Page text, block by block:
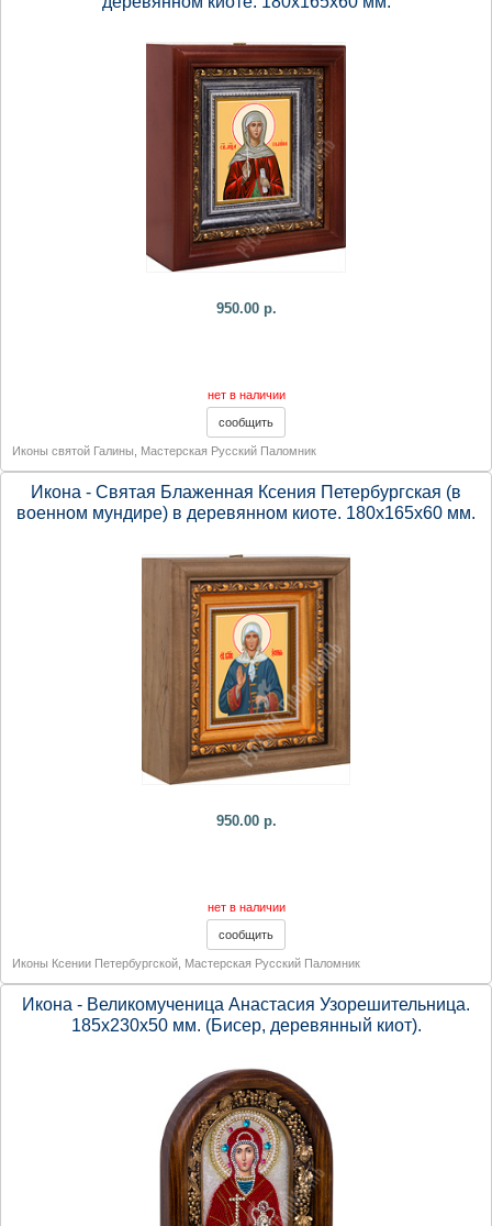
950.00 р.
нет в наличии
Иконы святой Галины Мастерская Русский Паломник
Икона - Святая Блаженная Ксения Петербургская (в
военном мундире) в деревянном киоте. 180х165х60 мм.
950.00 р.
нет в наличии
Иконы Ксении Петербургской Мастерская Русский Паломник
Икона - Великомученица Анастасия Узорешительница.
185х230х50 мм. (Бисер, деревянный киот).